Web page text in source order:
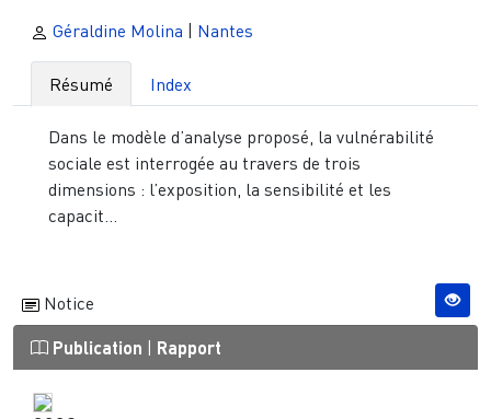
Géraldine Molina Nantes
Résumé Index
Dans le modèle d’analyse proposé, la vulnérabilité
sociale est interrogée au travers de trois
dimensions : l’exposition, la sensibilité et les
capacit...
Notice
Publication Rapport